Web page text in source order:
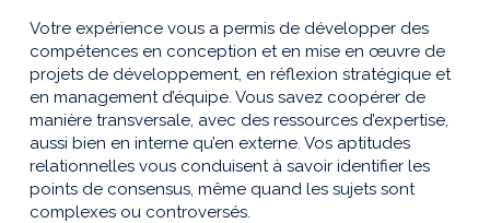
Votre expérience vous a permis de développer des
compétences en conception et en mise en œuvre de
projets de développement, en réflexion stratégique et
en management d’équipe. Vous savez coopérer de
manière transversale, avec des ressources d’expertise,
aussi bien en interne qu’en externe. Vos aptitudes
relationnelles vous conduisent à savoir identifier les
points de consensus, même quand les sujets sont
complexes ou controversés.